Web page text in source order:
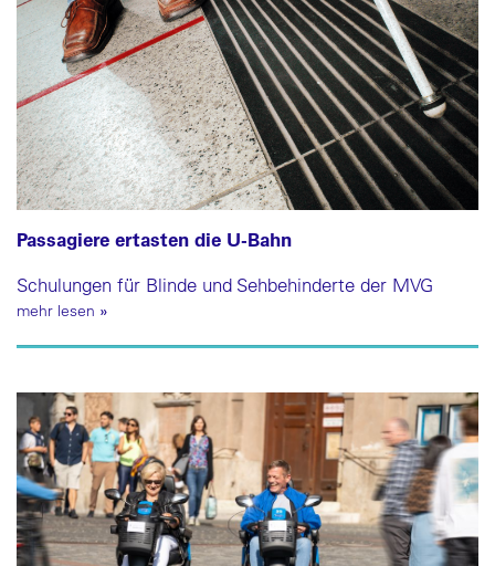
Passagiere ertasten die U-Bahn
Schulungen für Blinde und Sehbehinderte der MVG
mehr lesen »